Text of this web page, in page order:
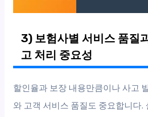
3) 보험사별 서비스 품질
고 처리 중요성
할인율과 보장 내용만큼이나 사고
와 고객 서비스 품질도 중요합니다.